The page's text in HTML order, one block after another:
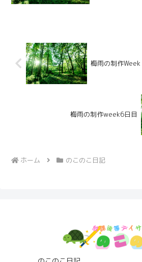
梅雨の制作
梅雨の制作week6日目
ホーム のこのこ日記